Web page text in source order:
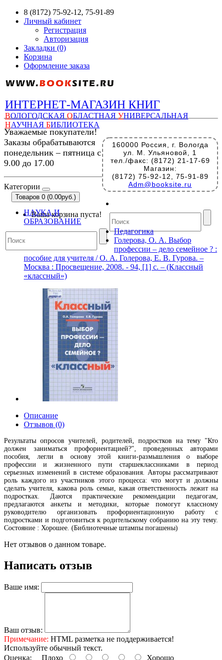
8 (8172) 75-92-12, 75-91-89
Личный кабинет
Регистрация
Авторизация
Закладки (0)
Корзина
Оформление заказа
ИНТЕРНЕТ-МАГАЗИН КНИГ
ВОЛОГОДСКАЯ ОБЛАСТНАЯ УНИВЕРСАЛЬНАЯ
НАУЧНАЯ БИБЛИОТЕКА
160000 Россия, г. Вологда
ул. М. Ульяновой, 1
тел./факс: (8172) 21-17-69
Магазин:
(8172) 75-92-12, 75-91-89
Adm@booksite.ru
Уважаемые покупатели!
Заказы обрабатываются
понедельник – пятница с
9.00 до 17.00
Категории
Товаров 0 (0.00руб.)
Ваша корзина пуста!
НАУКА И
ОБРАЗОВАНИЕ
Педагогика
Голерова, О. А. Выбор
профессии – дело семейное ? :
пособие для учителя / О. А. Голерова, Е. В. Гурова. –
Москва : Просвещение, 2008. - 94, [1] с. – (Классный
«классный»)
Описание
Отзывов (0)
Результаты опросов учителей, родителей, подростков на тему "Кто
должен заниматься профориентацией?", проведенных авторами
пособия, легли в основу этой книги-размышления о выборе
профессии и жизненного пути старшеклассниками в период
серьезных изменений в системе образования. Авторы рассматривают
роль каждого из участников этого процесса: что могут и должны
сделать учителя, какова роль семьи, какая ответственность лежит на
подростках. Даются практические рекомендации педагогам,
предлагаются анкеты и методики, которые помогут классному
руководителю организовать профориентационную работу с
подростками и подготовиться к родительскому собранию на эту тему.
Состояние : Хорошее. (Библиотечные штампы погашены)
Нет отзывов о данном товаре.
Написать отзыв
Ваше имя:
Ваш отзыв:
Примечание: HTML разметка не поддерживается!
Используйте обычный текст.
Оценка: Плохо Хорошо